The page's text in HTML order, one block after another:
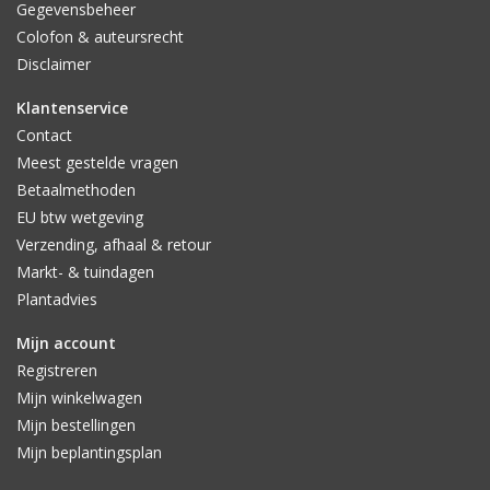
Aantal pagina's: 240
Hardcover
Afmetingen: 222x177x24 mm
ISBN: 9789056159283
Gegevensbeheer
Colofon & auteursrecht
Disclaimer
Klantenservice
Contact
Meest gestelde vragen
Betaalmethoden
EU btw wetgeving
Verzending, afhaal & retour
Markt- & tuindagen
Plantadvies
Mijn account
Registreren
Mijn winkelwagen
Mijn bestellingen
Mijn beplantingsplan